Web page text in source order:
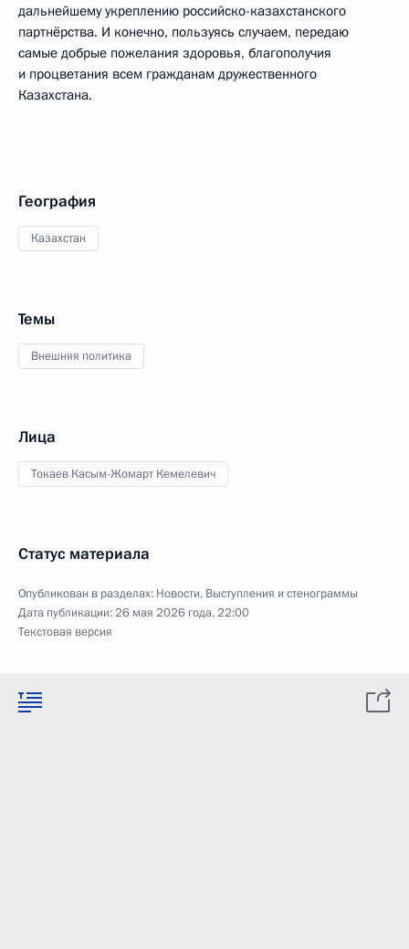
дальнейшему укреплению российско-казахстанского
партнёрства. И конечно, пользуясь случаем, передаю
самые добрые пожелания здоровья, благополучия
и процветания всем гражданам дружественного
Казахстана.
География
Казахстан
Темы
Внешняя политика
Лица
Токаев Касым-Жомарт Кемелевич
Статус материала
Опубликован в разделах: Новости, Выступления и стенограммы
Дата публикации:26 мая 2026 года, 22:00
Текстовая версия